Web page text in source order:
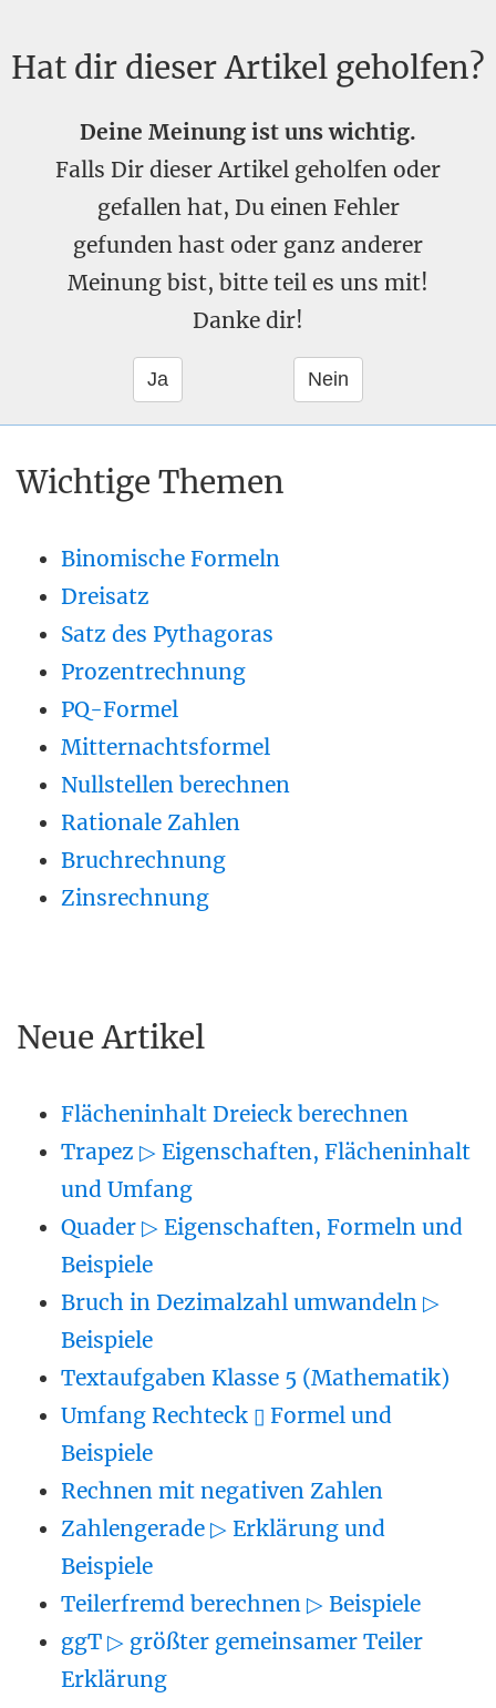
Hat dir dieser Artikel geholfen?
Deine Meinung ist uns wichtig.
Falls Dir dieser Artikel geholfen oder
gefallen hat, Du einen Fehler
gefunden hast oder ganz anderer
Meinung bist, bitte teil es uns mit!
Danke dir!
Wichtige Themen
Binomische Formeln
Dreisatz
Satz des Pythagoras
Prozentrechnung
PQ-Formel
Mitternachtsformel
Nullstellen berechnen
Rationale Zahlen
Bruchrechnung
Zinsrechnung
Neue Artikel
Flächeninhalt Dreieck berechnen
Trapez ▷ Eigenschaften, Flächeninhalt
und Umfang
Quader ▷ Eigenschaften, Formeln und
Beispiele
Bruch in Dezimalzahl umwandeln ▷
Beispiele
Textaufgaben Klasse 5 (Mathematik)
Umfang Rechteck ▯ Formel und
Beispiele
Rechnen mit negativen Zahlen
Zahlengerade ▷ Erklärung und
Beispiele
Teilerfremd berechnen ▷ Beispiele
ggT ▷ größter gemeinsamer Teiler
Erklärung